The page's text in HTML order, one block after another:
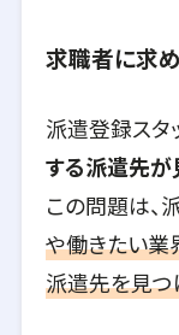
求職者に求
派遣登録スタ
する派遣先が
この問題は、
や働きたい業
派遣先を見つ